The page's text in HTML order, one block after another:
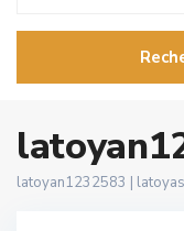
latoyan1232583 |